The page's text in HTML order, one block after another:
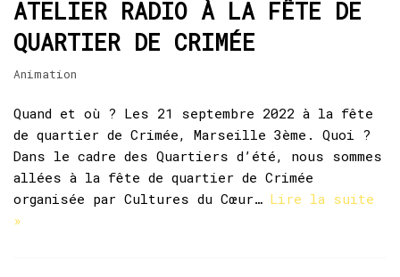
ATELIER RADIO À LA FÊTE DE
QUARTIER DE CRIMÉE
Animation
Quand et où ? Les 21 septembre 2022 à la fête
de quartier de Crimée, Marseille 3ème. Quoi ?
Dans le cadre des Quartiers d’été, nous sommes
allées à la fête de quartier de Crimée
organisée par Cultures du Cœur… Lire la suite
»